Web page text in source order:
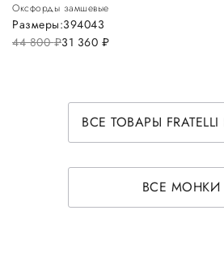
Оксфорды замшевые
44 800руб.31 360 руб.
Размеры:394043
ВСЕ ТОВАРЫ FRATELLI
ВСЕ МОНКИ